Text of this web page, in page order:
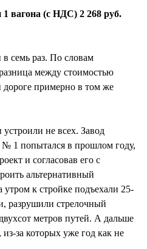
вагона (с НДС) 2 268 руб.
семь раз. По словам
между стоимостью
примерно в том же
не всех. Завод
№ 1 попытался в прошлом году,
и согласовав его с
альтернативный
утром к стройке подъехали 25-
разрушили стрелочный
метров путей. А дальше
за которых уже год как не